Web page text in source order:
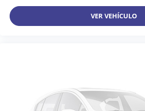
VER VEHÍCULO